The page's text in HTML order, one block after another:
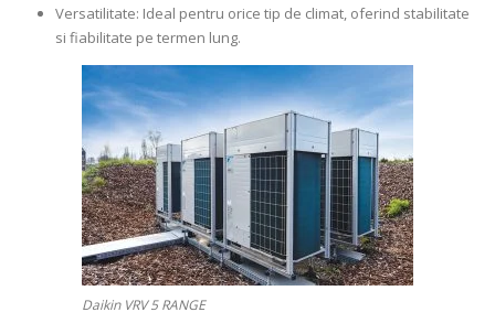
Versatilitate: Ideal pentru orice tip de climat, oferind stabilitate
si fiabilitate pe termen lung.
Daikin VRV 5 RANGE